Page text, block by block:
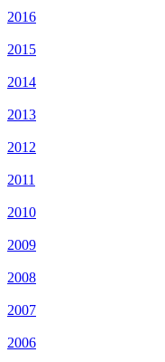
2016
2015
2014
2013
2012
2011
2010
2009
2008
2007
2006